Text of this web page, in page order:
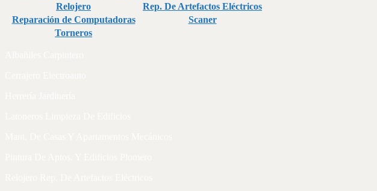
Relojero
Rep. De Artefactos Eléctricos
Reparación de Computadoras
Scaner
Torneros